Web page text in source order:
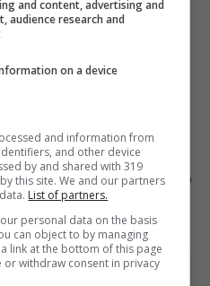
di alta qualità su
che risulterà
per molti, che
gioia l’arrivo del nuovo
and content, advertising and
audience research and
on a device
and information from
and other device
by and shared with 319
this site. We and our partners
List of partners.
personal data on the basis
can object to by managing
link at the bottom of this page
or withdraw consent in privacy